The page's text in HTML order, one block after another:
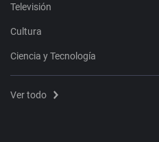
Televisión
Cultura
Ciencia y Tecnología
Ver todo